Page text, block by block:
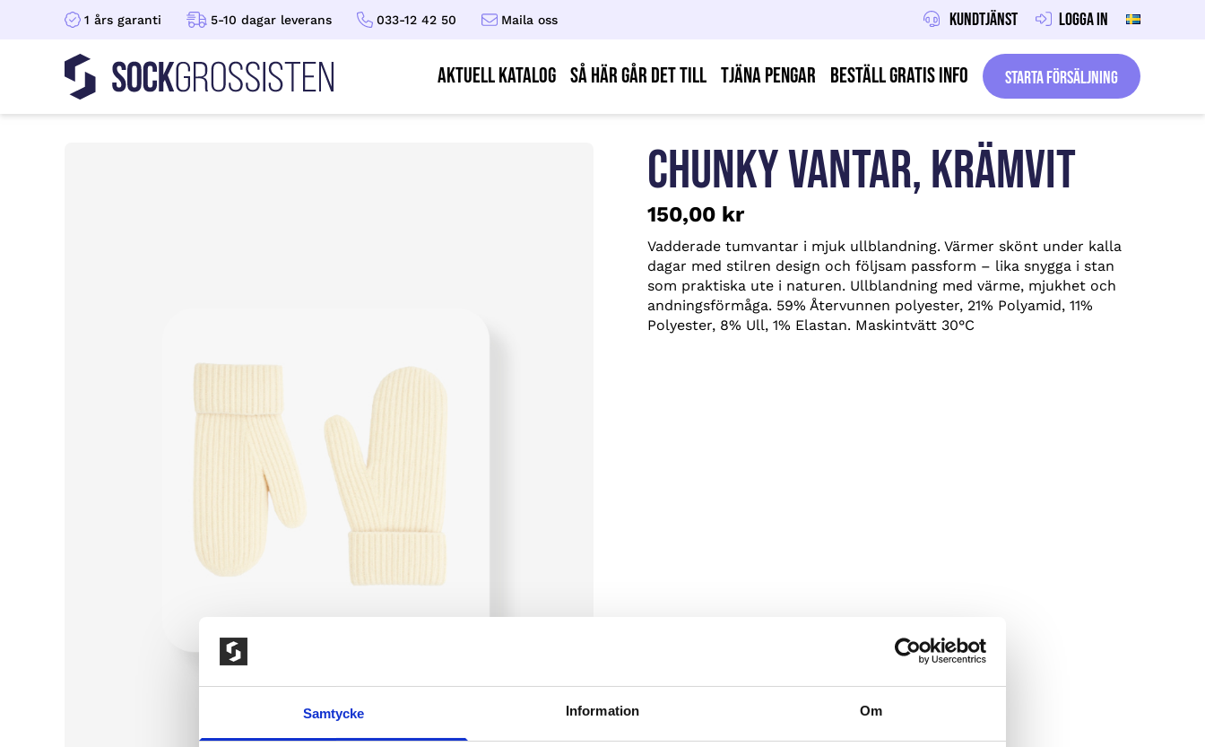
Samtycke Information Om
1 års garanti 5-10 dagar leverans 033-12 42 50 Maila oss Kundtjänst Logga in
Sockgrossisten AKTUELL KATALOG Så här går det till Tjäna pengar Beställ gratis info Starta försäljning
CHUNKY VANTAR, KRÄMVIT
150,00 kr
Vadderade tumvantar i mjuk ullblandning. Värmer skönt under kalla
dagar med stilren design och följsam passform – lika snygga i stan
som praktiska ute i naturen. Ullblandning med värme, mjukhet och
andningsförmåga. 59% Återvunnen polyester, 21% Polyamid, 11%
Polyester, 8% Ull, 1% Elastan. Maskintvätt 30°C